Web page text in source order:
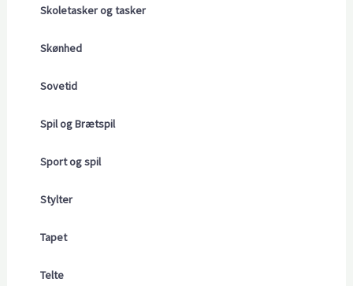
Skoletasker og tasker
Skønhed
Sovetid
Spil og Brætspil
Sport og spil
Stylter
Tapet
Telte